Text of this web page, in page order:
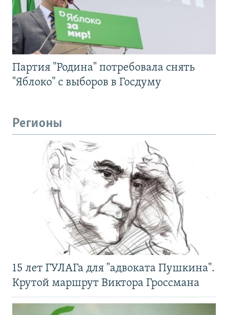
Партия "Родина" потребовала снять
"Яблоко" с выборов в Госдуму
Регионы
15 лет ГУЛАГа для "адвоката Пушкина".
Крутой маршрут Виктора Гроссмана